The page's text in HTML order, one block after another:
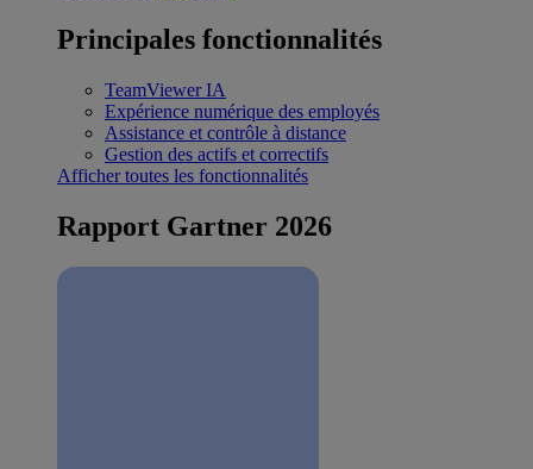
Principales fonctionnalités
TeamViewer IA
Expérience numérique des employés
Assistance et contrôle à distance
Gestion des actifs et correctifs
Afficher toutes les fonctionnalités
Rapport Gartner 2026